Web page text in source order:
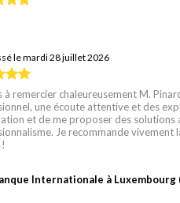
le mardi 28 juillet 2026
à remercier chaleureusement M.
une écoute attentive et des
et de me proposer des solutions
Je recommande
Internationale à